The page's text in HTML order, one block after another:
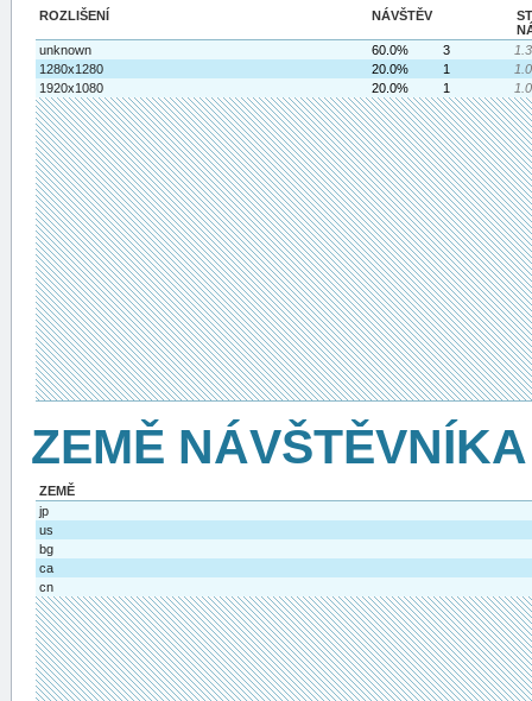
ROZLIŠENÍ NÁVŠTĚV
unknown
60.0% 3
1280x1280
20.0% 1
1920x1080
20.0% 1
ZEMĚ NÁVŠTĚVNÍKA
ZEMĚ
jp
us
bg
ca
cn